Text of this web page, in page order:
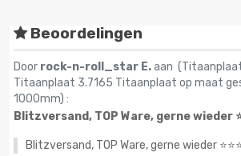
Beoordelingen
Door rock-n-roll_star E.aan (
Titaanplaat 3.7165 Titaanplaat op maat
1000mm) :
Blitzversand, TOP Ware, gerne wieder
Blitzversand, TOP Ware, gerne wieder